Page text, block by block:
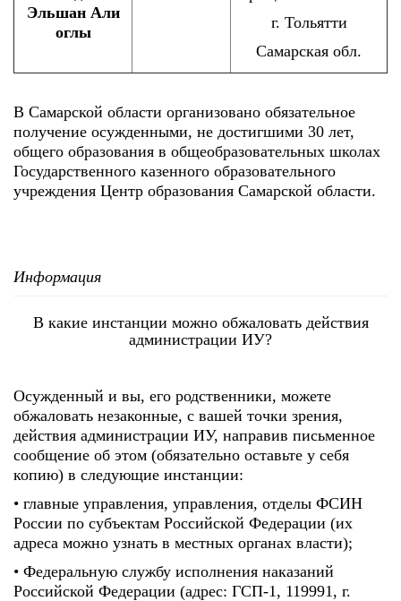
Эльшан Али
оглы
г. Тольятти
Самарская обл.
В Самарской области организовано обязательное
получение осужденными, не достигшими 30 лет,
общего образования в общеобразовательных школах
Государственного казенного образовательного
учреждения Центр образования Самарской области.
Информация
В какие инстанции можно обжаловать действия
администрации ИУ?
Осужденный и вы, его родственники, можете
обжаловать незаконные, с вашей точки зрения,
действия администрации ИУ, направив письменное
сообщение об этом (обязательно оставьте у себя
копию) в следующие инстанции:
• главные управления, управления, отделы ФСИН
России по субъектам Российской Федерации (их
адреса можно узнать в местных органах власти);
• Федеральную службу исполнения наказаний
Российской Федерации (адрес: ГСП-1, 119991, г.